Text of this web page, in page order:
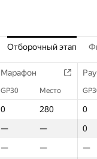
Отборочный этап
Марафон
GP30 Место
0 280
0
— —
0
— —
—
Марафон
GP30 Место
0 280
0
— —
0
— —
—